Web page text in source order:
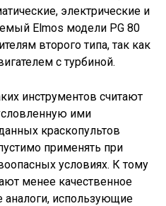
электрические и
Elmos модели PG 80
второго типа, так как
с турбиной.
инструментов считают
ими
краскопультов
применять при
условиях. К тому
менее качественное
использующие